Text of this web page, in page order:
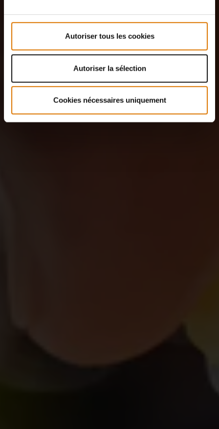
Autoriser tous les cookies
Autoriser la sélection
Cookies nécessaires uniquement